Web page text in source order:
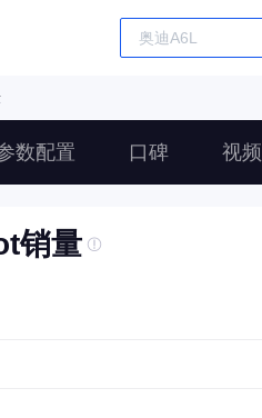
数配置 口碑 视频
销量